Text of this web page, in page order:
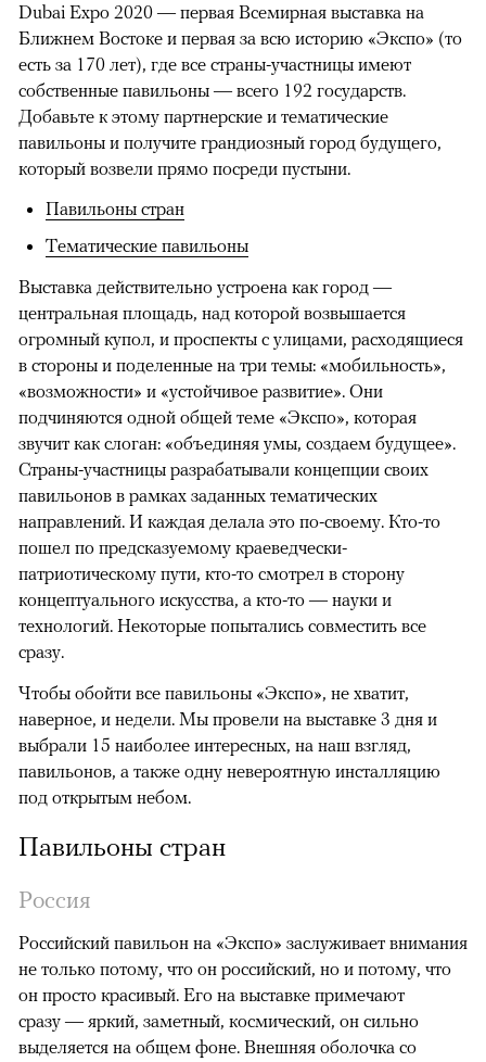
Dubai Expo 2020 — первая Всемирная выставка на
Ближнем Востоке и первая за всю историю «Экспо» (то
есть за 170 лет), где все страны-участницы имеют
собственные павильоны — всего 192 государств.
Добавьте к этому партнерские и тематические
павильоны и получите грандиозный город будущего,
который возвели прямо посреди пустыни.
Павильоны стран
Тематические павильоны
Выставка действительно устроена как город —
центральная площадь, над которой возвышается
огромный купол, и проспекты с улицами, расходящиеся
в стороны и поделенные на три темы: «мобильность»,
«возможности» и «устойчивое развитие». Они
подчиняются одной общей теме «Экспо», которая
звучит как слоган: «объединяя умы, создаем будущее».
Страны-участницы разрабатывали концепции своих
павильонов в рамках заданных тематических
направлений. И каждая делала это по-своему. Кто-то
пошел по предсказуемому краеведчески-
патриотическому пути, кто-то смотрел в сторону
концептуального искусства, а кто-то — науки и
технологий. Некоторые попытались совместить все
сразу.
Чтобы обойти все павильоны «Экспо», не хватит,
наверное, и недели. Мы провели на выставке 3 дня и
выбрали 15 наиболее интересных, на наш взгляд,
павильонов, а также одну невероятную инсталляцию
под открытым небом.
Павильоны стран
Россия
Российский павильон на «Экспо» заслуживает внимания
не только потому, что он российский, но и потому, что
он просто красивый. Его на выставке примечают
сразу — яркий, заметный, космический, он сильно
выделяется на общем фоне. Внешняя оболочка со